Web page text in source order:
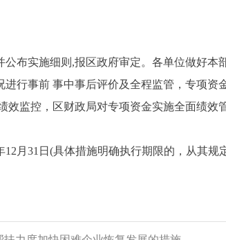
实施细则,报区政府审定。各单位做好本
事前 事中事后评价及全程监管，专项资
效监控，区财政局对专项资金实施全面绩效
31日(具体措施明确执行期限的，从其规定